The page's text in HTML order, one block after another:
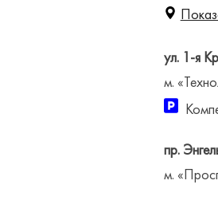
ул. 1-я
м.
пр.
м.